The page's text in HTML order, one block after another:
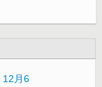
12月6